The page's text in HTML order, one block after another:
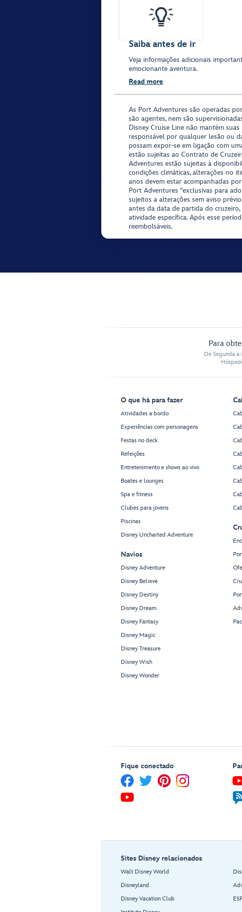
Saiba antes de ir
Veja informações adicionais
emocionante aventura.
Read more
As Port Adventures são operadas
são agentes, nem são
Disney Cruise Line não mantém
responsável por qualquer lesão ou
possam expor-se em ligação com
estão sujeitas ao Contrato de
Adventures estão sujeitas à
condições climáticas, alterações no
anos devem estar acompanhadas
Port Adventures "exclusivas para
sujeitos a alterações sem aviso
antes da data de partida do
atividade específica. Após esse
reembolsáveis.
Para
De Segunda
O que há para fazer
Atividades a bordo
Experiências com personagens
Festas no deck
Refeições
Entretenimento e shows ao vivo
Boates e lounges
Spa e fitness
Clubes para jovens
Piscinas
Disney Uncharted Adventure
Navios
Disney Adventure
Disney Believe
Disney Destiny
Disney Dream
Disney Fantasy
Disney Magic
Disney Treasure
Disney Wish
Disney Wonder
Fique conectado
Sites Disney relacionados
Walt Disney World
Disneyland
Disney Vacation Club